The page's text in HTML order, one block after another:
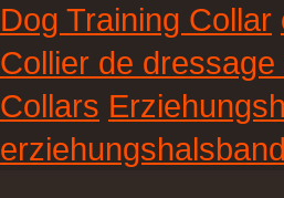
Dog Training Collar
Collier de dressage
Collars